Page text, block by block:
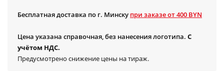
Бесплатная доставка по г. Минску при заказе от 400 BYN
Цена указана справочная, без нанесения логотипа. С
учётом НДС.
Предусмотрено снижение цены на тираж.